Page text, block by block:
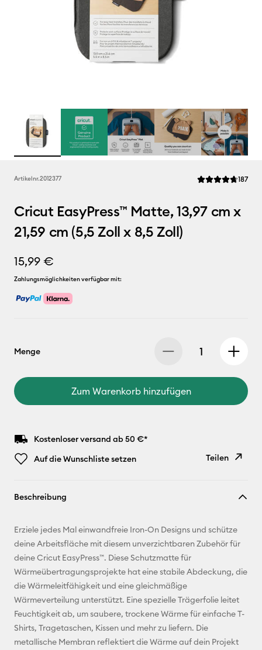
Artikelnr.2012377 Die 187
Cricut EasyPress™ Matte, 13,97 cm x
21,59 cm (5,5 Zoll x 8,5 Zoll)
15,99 €
Zahlungsmöglichkeiten verfügbar mit:
Menge
Zum Warenkorb hinzufügen
Kostenloser versand ab 50 €*
Auf die Wunschliste setzen
Teilen
E-Mail-
Adresse
Pinterest
Facebook
Beschreibung
Erziele jedes Mal einwandfreie Iron-On Designs und schütze
deine Arbeitsfläche mit diesem unverzichtbaren Zubehör für
deine Cricut EasyPress™. Diese Schutzmatte für
Wärmeübertragungsprojekte hat eine stabile Abdeckung, die
die Wärmeleitfähigkeit und eine gleichmäßige
Wärmeverteilung unterstützt. Eine spezielle Trägerfolie leitet
Feuchtigkeit ab, um saubere, trockene Wärme für einfache T-
Shirts, Tragetaschen, Kissen und mehr zu liefern. Die
metallische Membran reflektiert die Wärme auf dein Projekt